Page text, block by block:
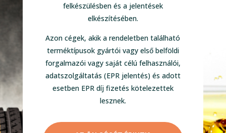
felkészülésben és a jelentések
elkészítésében.
Azon cégek, akik a rendeletben található
terméktípusok gyártói vagy első belföldi
forgalmazói vagy saját célú felhasználói,
adatszolgáltatás (EPR jelentés) és adott
esetben EPR díj fizetés kötelezettek
lesznek.